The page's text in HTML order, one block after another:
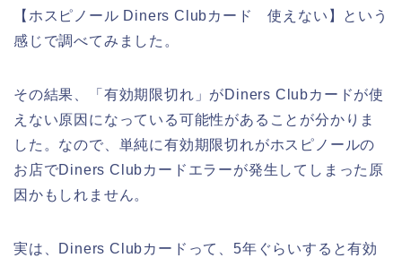
【ホスピノール Diners Clubカード 使えない】という
感じで調べてみました。
その結果、「有効期限切れ」がDiners Clubカードが使
えない原因になっている可能性があることが分かりま
した。なので、単純に有効期限切れがホスピノールの
お店でDiners Clubカードエラーが発生してしまった原
因かもしれません。
実は、Diners Clubカードって、5年ぐらいすると有効